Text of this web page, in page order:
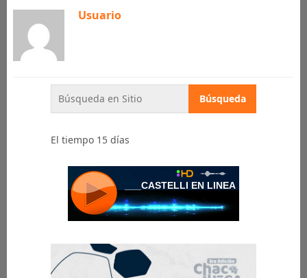
Usuario
El tiempo 15 días